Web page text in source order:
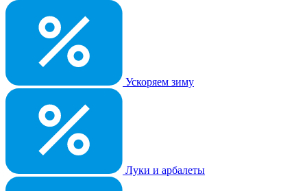
Ускоряем зиму
Луки и арбалеты